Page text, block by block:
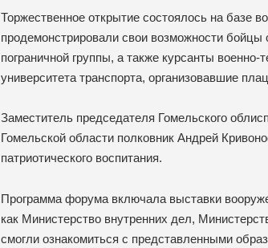
Торжественное открытие состоялось на базе
продемонстрировали свои возможности бойцы
пограничной группы, а также курсанты военно-
университета транспорта, организовавшие
Заместитель председателя Гомельского
Гомельской области полковник Андрей
патриотического воспитания.
Программа форума включала выставки
как Министерство внутренних дел,
смогли ознакомиться с представленными